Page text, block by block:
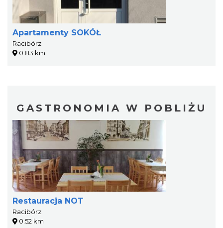
Apartamenty SOKÓŁ
Racibórz
0.83 km
GASTRONOMIA W POBLIŻU
Restauracja NOT
Racibórz
0.52 km